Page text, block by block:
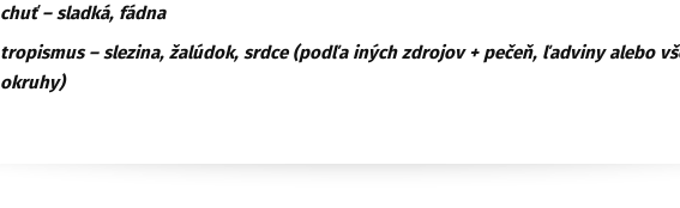
chuť – sladká, fádna
tropismus – slezina, žalúdok, srdce (podľa iných zdrojov + pečeň, ľadviny alebo
okruhy)